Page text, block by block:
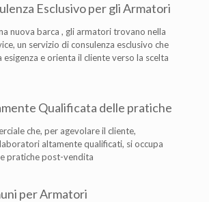
Esclusivo per gli Armatori
nuova barca , gli armatori trovano nella
un servizio di consulenza esclusivo che
esigenza e orienta il cliente verso la scelta
Qualificata delle pratiche
che, per agevolare il cliente,
altamente qualificati, si occupa
pratiche post-vendita
per Armatori